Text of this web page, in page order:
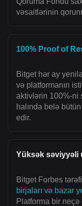
vəsaitlərinin
100% Proof of
Bitget hər ay
və platformanın
aktivlərin 100%-ni
halında belə
edir.
Yüksək səviyyəli
Bitget Forbes
birjaları və bazar
Platforma bir neçə